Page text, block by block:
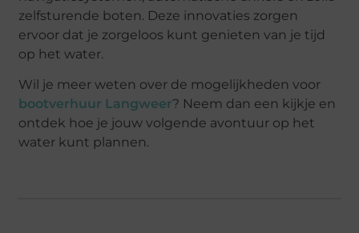
zelfsturende boten. Deze innovaties zorgen
ervoor dat je zorgeloos kunt genieten van je tijd
op het water.
Wil je meer weten over de mogelijkheden voor
bootverhuur Langweer? Neem dan een kijkje en
ontdek hoe je jouw volgende avontuur op het
water kunt plannen.